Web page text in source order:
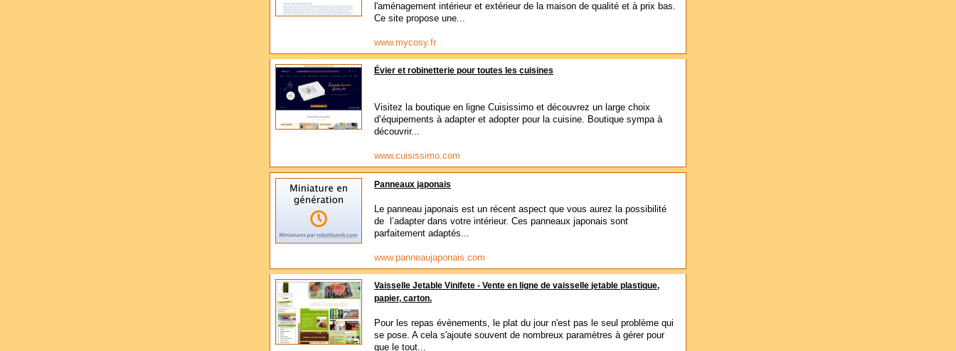
l'aménagement intérieur et extérieur de la maison de qualité et à prix bas.
Ce site propose une...
www.mycosy.fr
Évier et robinetterie pour toutes les cuisines
Visitez la boutique en ligne Cuisissimo et découvrez un large choix
d’équipements à adapter et adopter pour la cuisine. Boutique sympa à
découvrir...
www.cuisissimo.com
Panneaux japonais
Le panneau japonais est un récent aspect que vous aurez la possibilité
de l’adapter dans votre intérieur. Ces panneaux japonais sont
parfaitement adaptés...
www.panneaujaponais.com
Vaisselle Jetable Vinifete - Vente en ligne de vaisselle jetable plastique,
papier, carton.
Pour les repas évènements, le plat du jour n'est pas le seul problème qui
se pose. A cela s'ajoute souvent de nombreux paramètres à gérer pour
que le tout...